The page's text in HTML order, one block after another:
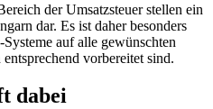
der Umsatzsteuer stellen ein
dar. Es ist daher besonders
auf alle gewünschten
vorbereitet sind.
dabei